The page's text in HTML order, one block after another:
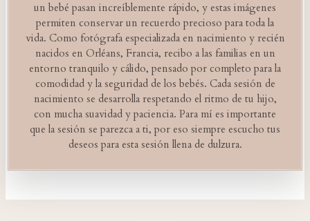
un bebé pasan increíblemente rápido, y estas imágenes
permiten conservar un recuerdo precioso para toda la
vida. Como fotógrafa especializada en nacimiento y recién
nacidos en Orléans, Francia, recibo a las familias en un
entorno tranquilo y cálido, pensado por completo para la
comodidad y la seguridad de los bebés. Cada sesión de
nacimiento se desarrolla respetando el ritmo de tu hijo,
con mucha suavidad y paciencia. Para mí es importante
que la sesión se parezca a ti, por eso siempre escucho tus
deseos para esta sesión llena de dulzura.